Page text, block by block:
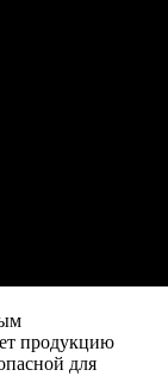
продукцию
для